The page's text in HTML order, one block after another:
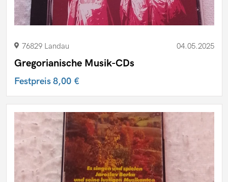
76829 Landau 04.05.2025
Gregorianische Musik-CDs
Festpreis8,00 €